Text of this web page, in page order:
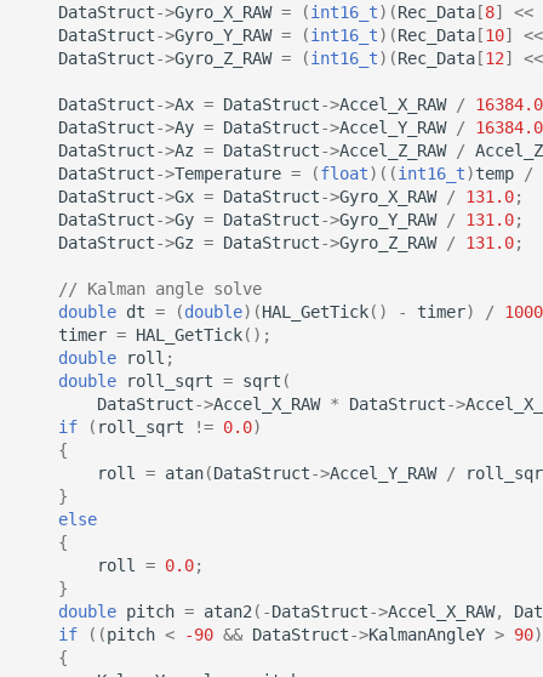
DataStruct->Gyro_X_RAW = (int16_t)(Rec_Data[8]
<<
DataStruct->Gyro_Y_RAW = (int16_t)(Rec_Data[10]
<<
DataStruct->Gyro_Z_RAW = (int16_t)(Rec_Data[12] <<
DataStruct->Ax = DataStruct->Accel_X_RAW /
16384.0
DataStruct->Ay = DataStruct->Accel_Y_RAW /
16384.0
DataStruct->Az = DataStruct->Accel_Z_RAW /
DataStruct->Temperature = (float)((int16_t)temp
/
DataStruct->Gx = DataStruct->Gyro_X_RAW / 131.0;
DataStruct->Gy = DataStruct->Gyro_Y_RAW / 131.0;
DataStruct->Gz = DataStruct->Gyro_Z_RAW / 131.0;
// Kalman angle solve
double dt = (double)(HAL_GetTick() - timer) /
1000
timer = HAL_GetTick();
double
roll ;
double
roll_sqrt = sqrt (
DataStruct->Accel_X_RAW * DataStruct->
if
( roll_sqrt != 0.0)
{
roll
= atan(DataStruct->Accel_Y_RAW /
}
else
{
roll
= 0.0;
}
double pitch = atan2 ( -DataStruct->Accel_X_RAW,
if
((pitch < -90 && DataStruct->KalmanAngleY > 90)
{